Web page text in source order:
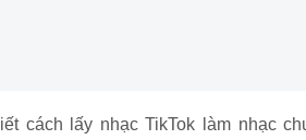
cách lấy nhạc TikTok làm nhạc